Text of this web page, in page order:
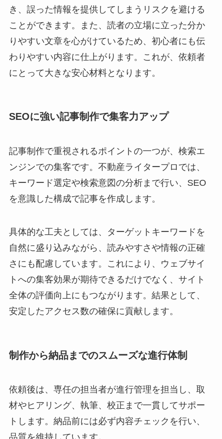
き、誤った情報を提供してしまうリスクを避ける
ことができます。また、読者の立場に立った分か
りやすい文章を心がけているため、初心者にも伝
わりやすい内容に仕上がります。これが、依頼者
にとって大きな安心材料となります。
SEOに強い記事制作で集客力アップ
記事制作で重視されるポイントの一つが、検索エ
ンジンでの集客です。不動産ライタープロでは、
キーワード選定や検索意図の分析まで行い、SEO
を意識した構成で記事を作成します。
具体的な工夫としては、ターゲットキーワードを
自然に盛り込みながら、読みやすさや情報の正確
さにも配慮しています。これにより、ウェブサイ
トへの集客効果が期待できるだけでなく、サイト
全体の評価向上にもつながります。結果として、
安定したアクセス数の確保に貢献します。
制作から納品までのスムーズな進行体制
依頼後は、専任の担当者が進行管理を担当し、取
材やヒアリング、執筆、校正まで一貫してサポー
トします。納品前には必ず内容チェックを行い、
品質を維持しています。